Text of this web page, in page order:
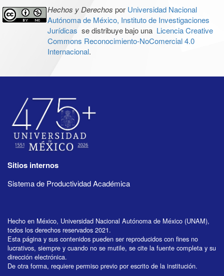
Hechos y Derechos por Universidad Nacional
Autónoma de México, Instituto de Investigaciones
Jurídicas se distribuye bajo una Licencia Creative
Commons Reconocimiento-NoComercial 4.0
Internacional.
Sitios internos
Sistema de Productividad Académica
Hecho en México, Universidad Nacional Autónoma de México (UNAM),
todos los derechos reservados 2021.
Esta página y sus contenidos pueden ser reproducidos con fines no
lucrativos, siempre y cuando no se mutile, se cite la fuente completa y su
dirección electrónica.
De otra forma, requiere permiso previo por escrito de la institución.